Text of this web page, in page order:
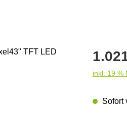
inkl. 19 %
Sofort